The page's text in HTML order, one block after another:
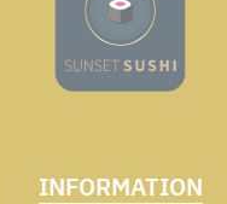
INFORMATION